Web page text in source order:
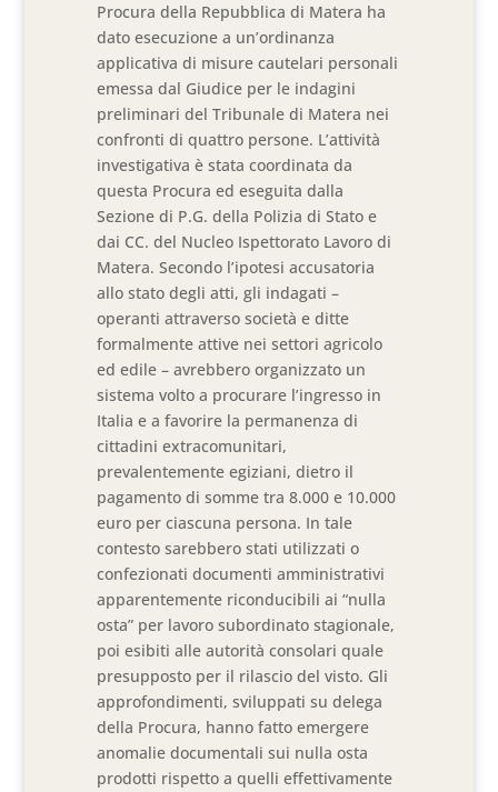
Procura della Repubblica di Matera ha
dato esecuzione a un’ordinanza
applicativa di misure cautelari personali
emessa dal Giudice per le indagini
preliminari del Tribunale di Matera nei
confronti di quattro persone. L’attività
investigativa è stata coordinata da
questa Procura ed eseguita dalla
Sezione di P.G. della Polizia di Stato e
dai CC. del Nucleo Ispettorato Lavoro di
Matera. Secondo l’ipotesi accusatoria
allo stato degli atti, gli indagati –
operanti attraverso società e ditte
formalmente attive nei settori agricolo
ed edile – avrebbero organizzato un
sistema volto a procurare l’ingresso in
Italia e a favorire la permanenza di
cittadini extracomunitari,
prevalentemente egiziani, dietro il
pagamento di somme tra 8.000 e 10.000
euro per ciascuna persona. In tale
contesto sarebbero stati utilizzati o
confezionati documenti amministrativi
apparentemente riconducibili ai “nulla
osta” per lavoro subordinato stagionale,
poi esibiti alle autorità consolari quale
presupposto per il rilascio del visto. Gli
approfondimenti, sviluppati su delega
della Procura, hanno fatto emergere
anomalie documentali sui nulla osta
prodotti rispetto a quelli effettivamente